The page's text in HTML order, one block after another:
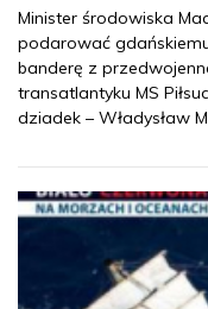
Minister środowiska
podarować
banderę z
transatlantyku MS
dziadek – Władysław